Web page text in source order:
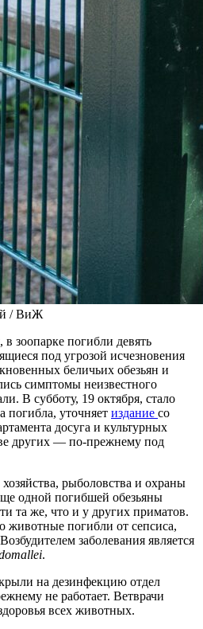
/ ВиЖ
в зоопарке погибли девять
под угрозой исчезновения
беличьих обезьян и
симптомы неизвестного
В субботу, 19 октября, стало
погибла, уточняет издание со
досуга и культурных
других — по-прежнему под
рыболовства и охраны
одной погибшей обезьяны
та же, что и у других приматов.
животные погибли от сепсиса,
заболевания является
.
на дезинфекцию отдел
не работает. Ветврачи
всех животных.